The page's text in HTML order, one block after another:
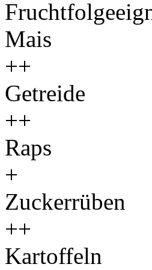
Mais
++
Getreide
++
Raps
+
Zuckerrüben
++
Kartoffeln